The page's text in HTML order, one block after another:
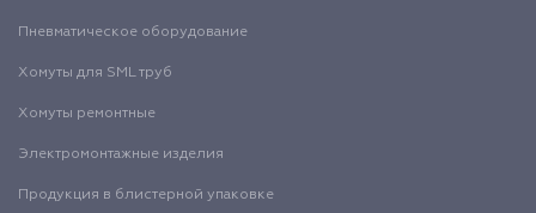
Пневматическое оборудование
Хомуты для SML труб
Хомуты ремонтные
Электромонтажные изделия
Продукция в блистерной упаковке